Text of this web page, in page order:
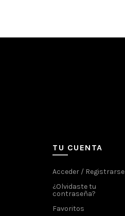
TU CUENTA
Acceder / Registrarse
¿Olvidaste tu
contraseña?
Favoritos